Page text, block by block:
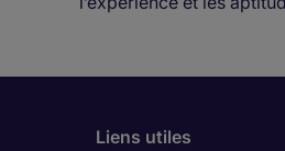
Liens utiles